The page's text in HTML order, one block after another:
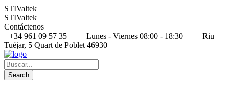
STIValtek
STIValtek
Contáctenos
+34 961 09 57 35
Lunes - Viernes 08:00 - 18:30
Riu
Tuéjar, 5 Quart de Poblet 46930